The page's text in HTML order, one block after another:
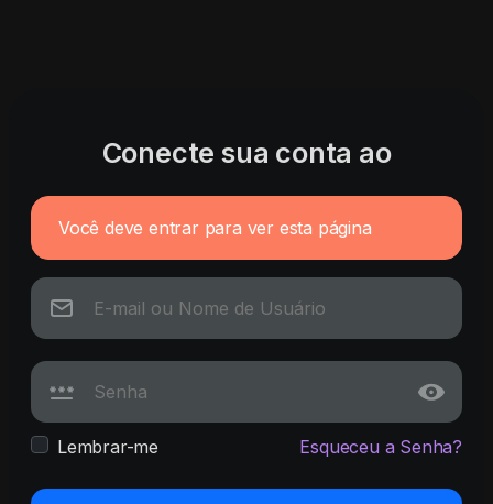
Conecte sua conta ao
Você deve entrar para ver esta página
Lembrar-me Esqueceu a Senha?